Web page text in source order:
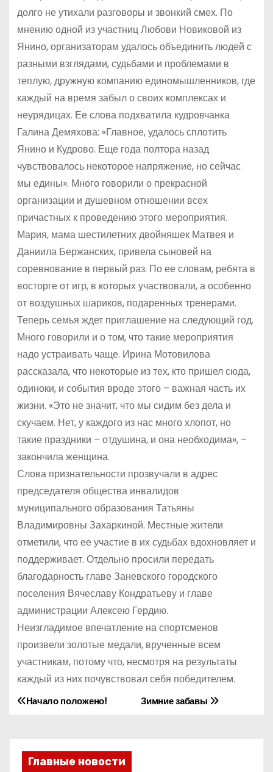
долго не утихали разговоры и звонкий смех. По
мнению одной из участниц Любови Новиковой из
Янино, организаторам удалось объединить людей с
разными взглядами, судьбами и проблемами в
теплую, дружную компанию единомышленников, где
каждый на время забыл о своих комплексах и
неурядицах. Ее слова подхватила кудровчанка
Галина Демяхова: «Главное, удалось сплотить
Янино и Кудрово. Еще года полтора назад
чувствовалось некоторое напряжение, но сейчас
мы едины». Много говорили о прекрасной
организации и душевном отношении всех
причастных к проведению этого мероприятия.
Мария, мама шестилетних двойняшек Матвея и
Даниила Бержанских, привела сыновей на
соревнование в первый раз. По ее словам, ребята в
восторге от игр, в которых участвовали, а особенно
от воздушных шариков, подаренных тренерами.
Теперь семья ждет приглашение на следующий год.
Много говорили и о том, что такие мероприятия
надо устраивать чаще. Ирина Мотовилова
рассказала, что некоторые из тех, кто пришел сюда,
одиноки, и события вроде этого – важная часть их
жизни. «Это не значит, что мы сидим без дела и
скучаем. Нет, у каждого из нас много хлопот, но
такие праздники – отдушина, и она необходима», –
закончила женщина.
Слова признательности прозвучали в адрес
председателя общества инвалидов
муниципального образования Татьяны
Владимировны Захаркиной. Местные жители
отметили, что ее участие в их судьбах вдохновляет и
поддерживает. Отдельно просили передать
благодарность главе Заневского городского
поселения Вячеславу Кондратьеву и главе
администрации Алексею Гердию.
Неизгладимое впечатление на спортсменов
произвели золотые медали, врученные всем
участникам, потому что, несмотря на результаты
каждый из них почувствовал себя победителем.
Н
в
Зимние забавы
Начало положено!
Главные новости